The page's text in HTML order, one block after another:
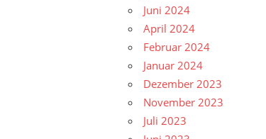
Juni 2024
April 2024
Februar 2024
Januar 2024
Dezember 2023
November 2023
Juli 2023